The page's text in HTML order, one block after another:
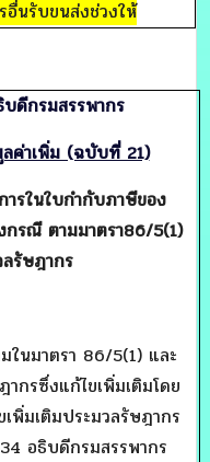
อื่นรับขนส่งช่วงให้
บดีกรมสรรพากร
ค่าเพิ่ม (ฉบับที่ 21)
รในใบกำกับภาษีของ
กรณี ตามมาตรา86/5(1)
รัษฎากร
ในมาตรา 86/5(1) และ
กรซึ่งแก้ไขเพิ่มเติมโดย
พิ่มเติมประมวลรัษฎากร
อธิบดีกรมสรรพากร